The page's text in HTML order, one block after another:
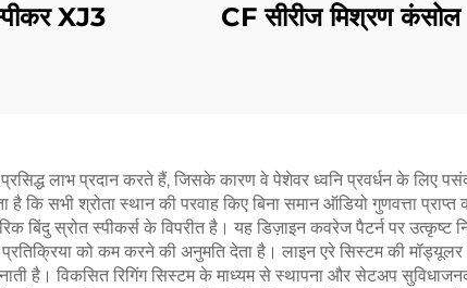
XJ3 CF सीरीज मिश्रण कंसोल
लाभ प्रदान करते हैं, जिसके कारण वे पेशेवर ध्वनि प्रवर्धन के लिए
कि सभी श्रोता स्थान की परवाह किए बिना समान ऑडियो गुणवत्ता
बिंदु स्रोत स्पीकर्स के विपरीत है। यह डिज़ाइन कवरेज पैटर्न पर उत्कृष्ट
प्रतिक्रिया को कम करने की अनुमति देता है। लाइन एरे सिस्टम की
है। विकसित रिगिंग सिस्टम के माध्यम से स्थापना और सेटअप